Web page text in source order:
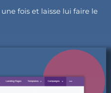
fois et laisse lui faire le